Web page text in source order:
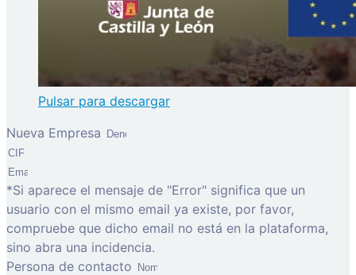
Pulsar para descargar
Nueva Empresa
*Si aparece el mensaje de "Error" significa que un
usuario con el mismo email ya existe, por favor,
compruebe que dicho email no está en la plataforma,
sino abra una incidencia.
Persona de contacto